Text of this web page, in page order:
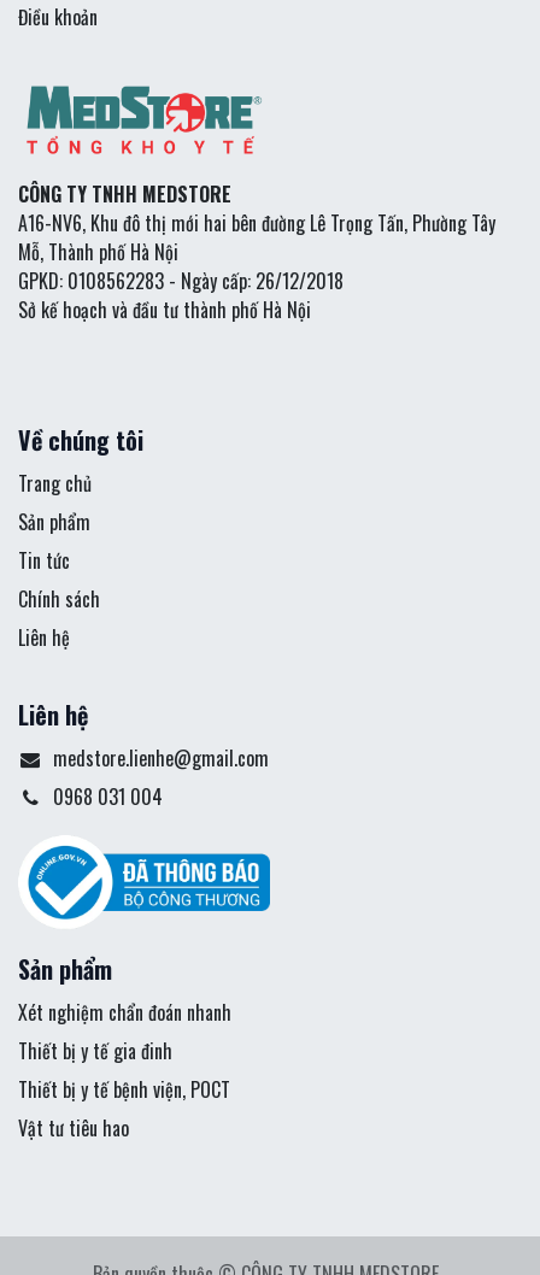
Điều khoản
CÔNG TY TNHH MEDSTORE
A16-NV6, Khu đô thị mới hai bên đường Lê Trọng Tấn, Phường Tây
Mỗ, Thành phố Hà Nội
GPKD: 0108562283 - Ngày cấp: 26/12/2018
Sở kế hoạch và đầu tư thành phố Hà Nội
Về chúng tôi
Trang chủ
Sản phẩm
Tin tức
Chính sách
Liên hệ
Liên hệ
medstore.lienhe@gmail.com
0968 031 004
Sản phẩm
Xét nghiệm chẩn đoán nhanh
Thiết bị y tế gia đinh
Thiết bị y tế bệnh viện, POCT
Vật tư tiêu hao